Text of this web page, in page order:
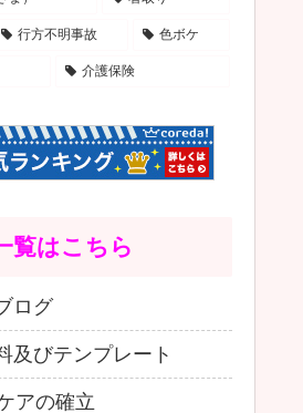
行方不明事故 色ボケ
介護保険
覧はこちら
ログ
及びテンプレート
アの確立